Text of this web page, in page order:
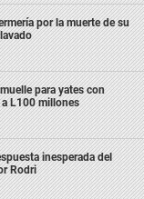
por la muerte de su
para yates con
L100 millones
inesperada del
Rodri